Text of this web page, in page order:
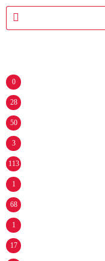
0
28
50
3
113
1
68
1
17